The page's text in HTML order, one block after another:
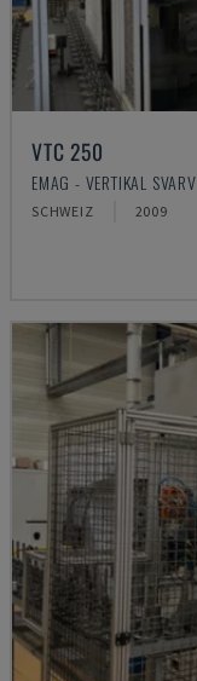
VTC 250
EMAG - VERTIKAL SVARV
SCHWEIZ 2009